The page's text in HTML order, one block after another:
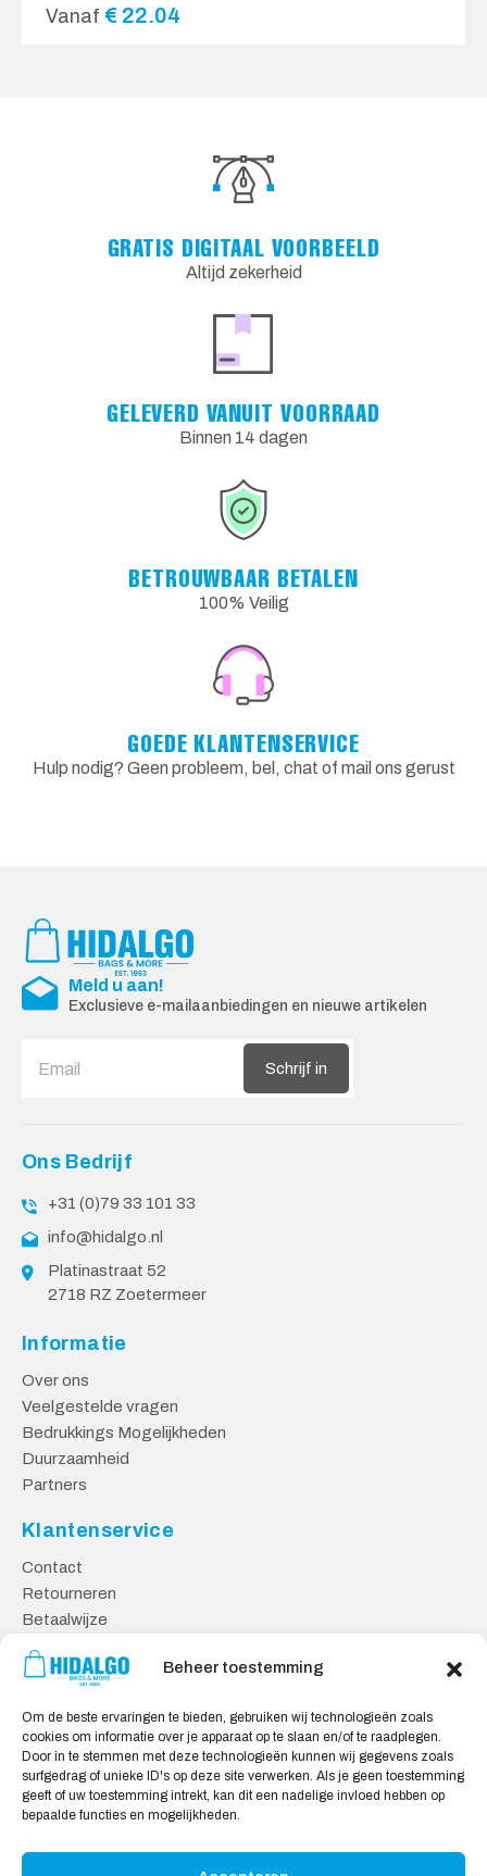
Beheer toestemming
Om de beste ervaringen te bieden, gebruiken wij technologieën zoals
cookies om informatie over je apparaat op te slaan en/of te raadplegen.
Door in te stemmen met deze technologieën kunnen wij gegevens zoals
surfgedrag of unieke ID's op deze site verwerken. Als je geen toestemming
geeft of uw toestemming intrekt, kan dit een nadelige invloed hebben op
bepaalde functies en mogelijkheden.
Vanaf € 22.04
GRATIS DIGITAAL VOORBEELD
Altijd zekerheid
GELEVERD VANUIT VOORRAAD
Binnen 14 dagen
BETROUWBAAR BETALEN
100% Veilig
GOEDE KLANTENSERVICE
Hulp nodig? Geen probleem, bel, chat of mail ons gerust
Meld u aan!
Exclusieve e-mailaanbiedingen en nieuwe artikelen
Schrijf in
Ons Bedrijf
+31 (0)79 33 101 33
info@hidalgo.nl
Platinastraat 52
2718 RZ Zoetermeer
Informatie
Over ons
Veelgestelde vragen
Bedrukkings Mogelijkheden
Duurzaamheid
Partners
Klantenservice
Contact
Retourneren
Betaalwijze
Veilig Shoppen
Algemene Voorwaarden
Privacy Verklaring
Cookie Verklaring
Aansprakelijkheid